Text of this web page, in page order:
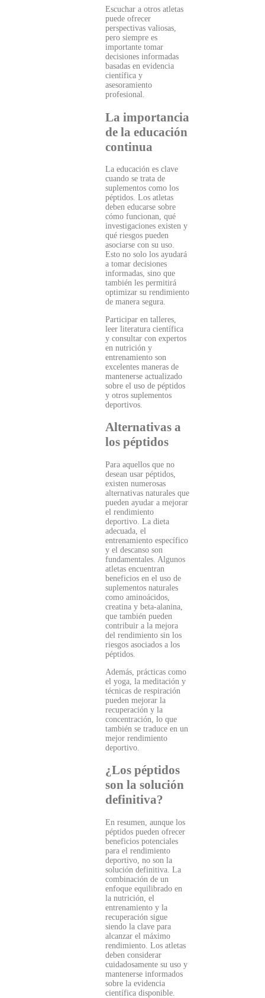
Escuchar a otros atletas
puede ofrecer
perspectivas valiosas,
pero siempre es
importante tomar
decisiones informadas
basadas en evidencia
científica y
asesoramiento
profesional.
La importancia
de la educación
continua
La educación es clave
cuando se trata de
suplementos como los
péptidos. Los atletas
deben educarse sobre
cómo funcionan, qué
investigaciones existen y
qué riesgos pueden
asociarse con su uso.
Esto no solo los ayudará
a tomar decisiones
informadas, sino que
también les permitirá
optimizar su rendimiento
de manera segura.
Participar en talleres,
leer literatura científica
y consultar con expertos
en nutrición y
entrenamiento son
excelentes maneras de
mantenerse actualizado
sobre el uso de péptidos
y otros suplementos
deportivos.
Alternativas a
los péptidos
Para aquellos que no
desean usar péptidos,
existen numerosas
alternativas naturales que
pueden ayudar a mejorar
el rendimiento
deportivo. La dieta
adecuada, el
entrenamiento específico
y el descanso son
fundamentales. Algunos
atletas encuentran
beneficios en el uso de
suplementos naturales
como aminoácidos,
creatina y beta-alanina,
que también pueden
contribuir a la mejora
del rendimiento sin los
riesgos asociados a los
péptidos.
Además, prácticas como
el yoga, la meditación y
técnicas de respiración
pueden mejorar la
recuperación y la
concentración, lo que
también se traduce en un
mejor rendimiento
deportivo.
¿Los péptidos
son la solución
definitiva?
En resumen, aunque los
péptidos pueden ofrecer
beneficios potenciales
para el rendimiento
deportivo, no son la
solución definitiva. La
combinación de un
enfoque equilibrado en
la nutrición, el
entrenamiento y la
recuperación sigue
siendo la clave para
alcanzar el máximo
rendimiento. Los atletas
deben considerar
cuidadosamente su uso y
mantenerse informados
sobre la evidencia
científica disponible.